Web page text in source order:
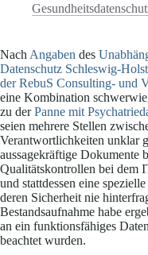
Nach Angaben des
Datenschutz Schleswig-
der RebuS Consulting- und
eine Kombination
zu derPanne mit
seien mehrere Stellen
Verantwortlichkeiten unklar
aussagekräftige Dokumente
Qualitätskontrollen bei dem
und stattdessen eine
deren Sicherheit nie
Bestandsaufnahme habe
an ein funktionsfähiges
beachtet wurden.